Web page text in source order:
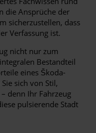
die Ansprüche der
sicherzustellen, dass
Verfassung ist.
nicht nur zum
Bestandteil
eines Škoda-
sich von Stil,
denn Ihr Fahrzeug
pulsierende Stadt